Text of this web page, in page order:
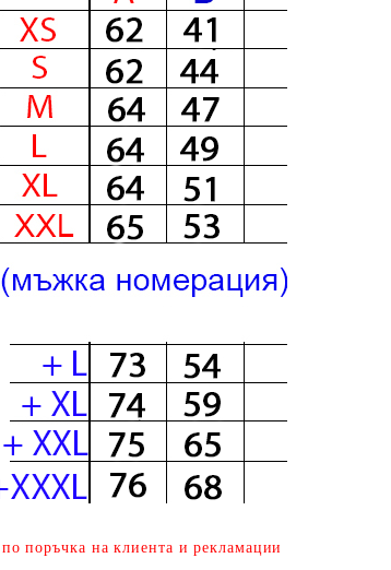
поръчка на клиента и рекламации